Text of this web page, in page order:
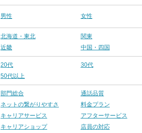
男性 女性
北海道・東北 関東
近畿
中国・四国
20代 30代
50代以上
部門総合 通話品質
ネットの繋がりやすさ
料金プラン
キャリアサービス
アフターサービス
キャリアショップ
店員の対応